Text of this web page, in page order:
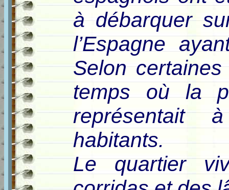
à débarquer
l’Espagne
Selon
temps où la
représentait
habitants.
Le quartier